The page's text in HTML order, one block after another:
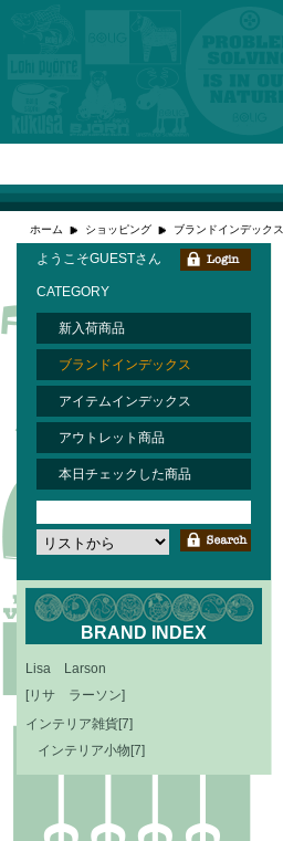
ホーム ショッピング ブランドインデックス
ようこそGUESTさん
CATEGORY
新入荷商品
ブランドインデックス
アイテムインデックス
アウトレット商品
本日チェックした商品
BRAND INDEX
Lisa Larson
[リサ ラーソン]
インテリア雑貨[7]
インテリア小物[7]